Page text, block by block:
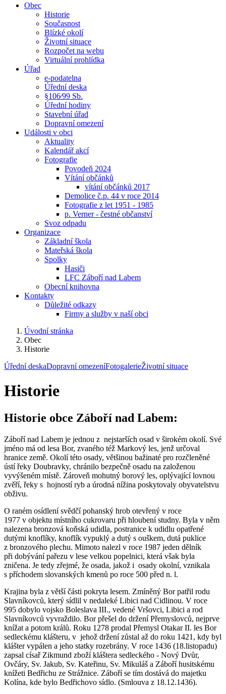
Obec
Historie
Současnost
Blízké okolí
Životní situace
Rozpočet na webu
Virtuální prohlídka
Úřad
e-podatelna
Úřední deska
§106⁄99 Sb.
Úřední hodiny
Stavební úřad
Dopravní omezení
Události v obci
Aktuality
Kalendář akcí
Fotografie
Povodeň 2024
Vítání občánků
vítání občánků 2017
Demolice č.p. 44 v roce 2014
Fotografie z let 1951 - 1985
p. Verner - čestné občanství
Svoz odpadu
Organizace
Základní škola
Mateřská škola
Spolky
Hasiči
LFC Záboří nad Labem
Obecní knihovna
Kontakty
Důležité odkazy
Firmy a služby v naší obci
Úvodní stránka
Obec
Historie
Úřední deskaDopravní omezeníFotogalerieŽivotní situace
Historie
Historie obce Záboří nad Labem:
Záboří nad Labem je jednou z nejstarších osad v širokém okolí. Své
jméno má od lesa Bor, zvaného též Markový les, jenž určoval
hranice země. Okolí této osady, většinou bažinaté pro rozčleněné
ústí řeky Doubravky, chránilo bezpečně osadu na založenou
vyvýšeném místě. Zároveň mohutný borový les, oplývající lovnou
zvěří, řeky s hojností ryb a úrodná nížina poskytovaly obyvatelstvu
obživu.
O raném osídlení svědčí pohanský hrob otevřený v roce
1977 v objektu místního cukrovaru při hloubení studny. Byla v něm
nalezena bronzová koňská udidla, postranice k udidlu opatřené
dutými knoflíky, knoflík vypuklý a dutý s ouškem, dutá puklice
z bronzového plechu. Mimoto nalezl v roce 1987 jeden dělník
při dobývání pařezu v lese velkou popelnici, která však byla
zničena. Je tedy zřejmé, že osada, jakož i osady okolní, vznikala
s příchodem slovanských kmenů po roce 500 před n. l.
Krajina byla z větší části pokryta lesem. Zmíněný Bor patřil rodu
Slavníkovců, který sídlil v nedaleké Libici nad Cidlinou. V roce
995 dobylo vojsko Boleslava III., vedené Vršovci, Libici a rod
Slavníkovců vyvraždilo. Bor přešel do držení Přemyslovců, nejprve
knížat a potom králů. Roku 1278 prodal Přemysl Otakar II. les Bor
sedleckému klášteru, v jehož držení zůstal až do roku 1421, kdy byl
klášter vypálen a jeho statky rozebrány. V roce 1436 (18.listopadu)
zapsal císař Zikmund zboží kláštera sedleckého - Nový Dvůr,
Ovčáry, Sv. Jakub, Sv. Kateřinu, Sv. Mikuláš a Záboří husitskému
knížeti Bedřichu ze Strážnice. Záboří se tím dostává do majetku
Kolína, kde bylo Bedřichovo sídlo. (Smlouva z 18.12.1436).